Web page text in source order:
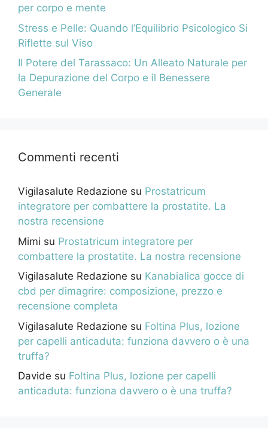
per corpo e mente
Stress e Pelle: Quando l’Equilibrio Psicologico Si
Riflette sul Viso
Il Potere del Tarassaco: Un Alleato Naturale per
la Depurazione del Corpo e il Benessere
Generale
Commenti recenti
Vigilasalute Redazione su Prostatricum
integratore per combattere la prostatite. La
nostra recensione
Mimi su Prostatricum integratore per
combattere la prostatite. La nostra recensione
Vigilasalute Redazione su Kanabialica gocce di
cbd per dimagrire: composizione, prezzo e
recensione completa
Vigilasalute Redazione su Foltina Plus, lozione
per capelli anticaduta: funziona davvero o è una
truffa?
Davide su Foltina Plus, lozione per capelli
anticaduta: funziona davvero o è una truffa?